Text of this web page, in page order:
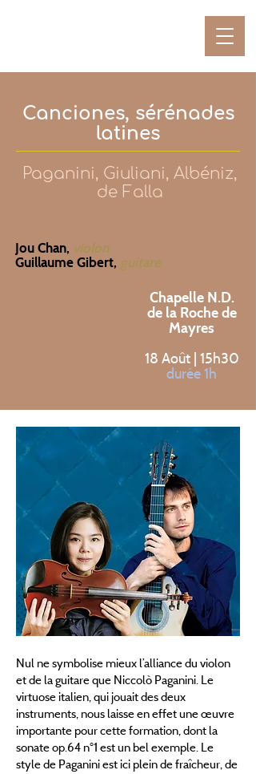
Canciones, sérénades
latines
Paganini, Giuliani, Albéniz,
de Falla
Jou Chan, violon
Guillaume Gibert, guitare
Chapelle N.D.
de la Roche de
Mayres
18 Août | 15h30
durée 1h
Nul ne symbolise mieux l’alliance du violon
et de la guitare que Niccolò Paganini. Le
virtuose italien, qui jouait des deux
instruments, nous laisse en effet une œuvre
importante pour cette formation, dont la
sonate op.64 n°1 est un bel exemple. Le
style de Paganini est ici plein de fraîcheur, de